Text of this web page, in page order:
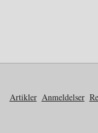
Artikler Anmeldelser